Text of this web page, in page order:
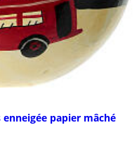
papier mâché